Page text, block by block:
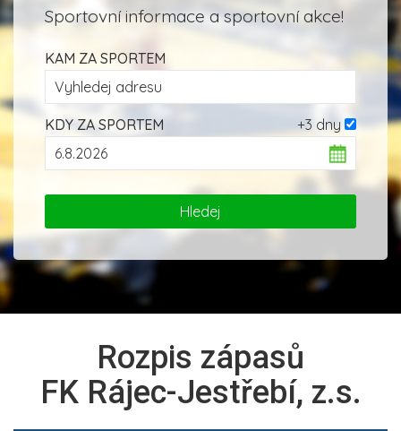
Sportovní informace a sportovní akce!
KAM ZA SPORTEM
+3 dny
KDY ZA SPORTEM
Rozpis zápasů
FK Rájec-Jestřebí, z.s.